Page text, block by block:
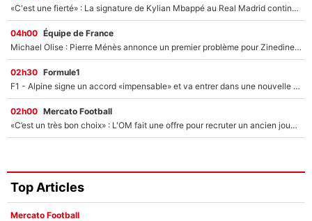
«C'est une fierté» : La signature de Kylian Mbappé au Real Madrid continue de régaler l'Espagne
04h00 Équipe de France
Michael Olise : Pierre Ménès annonce un premier problème pour Zinedine Zidane en équipe de France
02h30 Formule1
F1 - Alpine signe un accord «impensable» et va entrer dans une nouvelle dimension : Grande nouvelle pour Pierre Gasly !
02h00 Mercato Football
«C’est un très bon choix» : L'OM fait une offre pour recruter un ancien joueur du PSG... et c'est validé dans l'After Foot !
Top Articles
Mercato Football